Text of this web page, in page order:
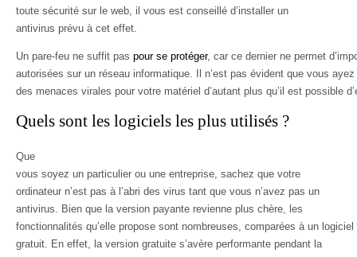
toute sécurité sur le web, il vous est conseillé d’installer un
antivirus prévu à cet effet.
Un pare-feu ne suffit pas pour se protéger, car ce dernier ne permet
autorisées sur un réseau informatique. Il n’est pas évident que vous
des menaces virales pour votre matériel d’autant plus qu’il est possible
Quels sont les logiciels les plus utilisés ?
Que
vous soyez un particulier ou une entreprise, sachez que votre
ordinateur n’est pas à l’abri des virus tant que vous n’avez pas un
antivirus. Bien que la version payante revienne plus chère, les
fonctionnalités qu’elle propose sont nombreuses, comparées à un logiciel
gratuit. En effet, la version gratuite s’avère performante pendant la